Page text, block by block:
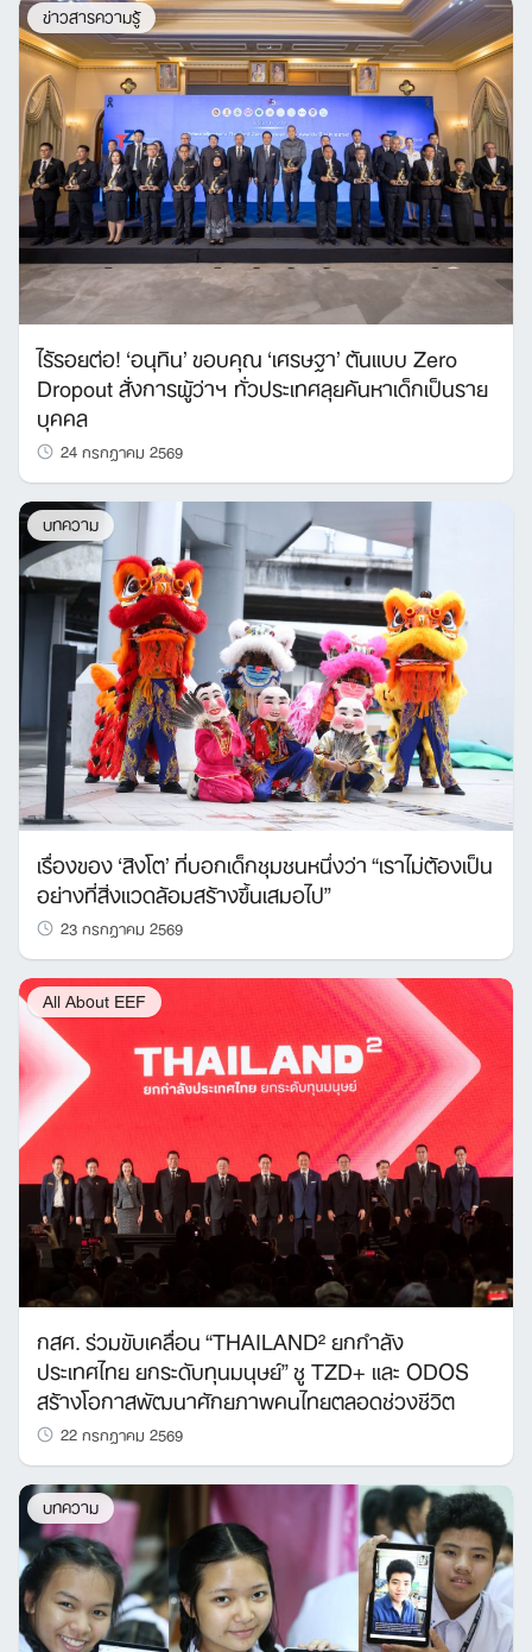
ข่าวสารความรู้
ไร้รอยต่อ! ‘อนุทิน’ ขอบคุณ ‘เศรษฐา’ ต้นแบบ Zero
Dropout สั่งการผู้ว่าฯ ทั่วประเทศลุยค้นหาเด็กเป็นราย
บุคคล
24 กรกฎาคม 2569
บทความ
เรื่องของ ‘สิงโต’ ที่บอกเด็กชุมชนหนึ่งว่า “เราไม่ต้องเป็น
อย่างที่สิ่งแวดล้อมสร้างขึ้นเสมอไป”
23 กรกฎาคม 2569
All About EEF
กสศ. ร่วมขับเคลื่อน “THAILAND² ยกกำลัง
ประเทศไทย ยกระดับทุนมนุษย์” ชู TZD+ และ ODOS
สร้างโอกาสพัฒนาศักยภาพคนไทยตลอดช่วงชีวิต
22 กรกฎาคม 2569
บทความ